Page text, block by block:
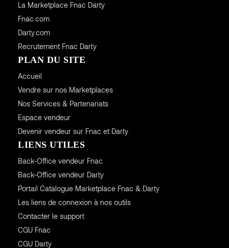
La Marketplace Fnac Darty
Fnac.com
Darty.com
Recrutement Fnac Darty
PLAN DU SITE
Accueil
Vendre sur nos Marketplaces
Nos Services & Partenariats
Espace vendeur
Devenir vendeur sur Fnac et Darty
LIENS UTILES
Back-Office vendeur Fnac
Back-Office vendeur Darty
Portail Catalogue Marketplace Fnac & Darty
Les liens de connexion à nos outils
Contacter le support
CGUFnac
CGUDarty